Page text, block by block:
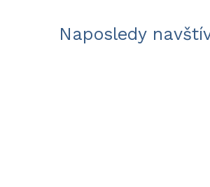
Naposledy